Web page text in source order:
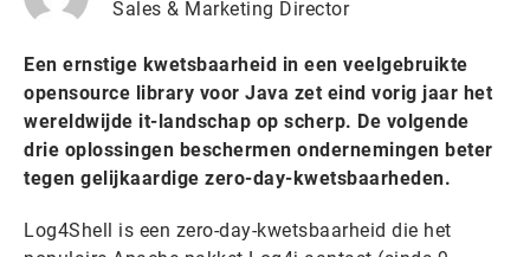
Sales & Marketing Director
Een ernstige kwetsbaarheid in een veelgebruikte
opensource library voor Java zet eind vorig jaar het
wereldwijde it-landschap op scherp. De volgende
drie oplossingen beschermen ondernemingen beter
tegen gelijkaardige zero-day-kwetsbaarheden.
Log4Shell is een zero-day-kwetsbaarheid die het